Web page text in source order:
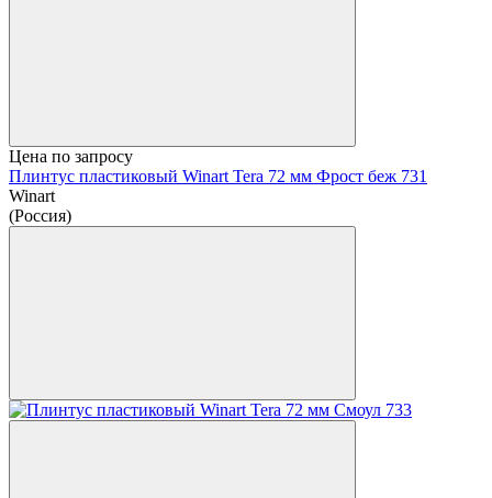
Цена по запросу
Плинтус пластиковый Winart Tera 72 мм Фрост беж 731
Winart
(Россия)